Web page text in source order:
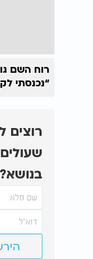
רוח השם
“נכנסתי
רוצים
בנושא?